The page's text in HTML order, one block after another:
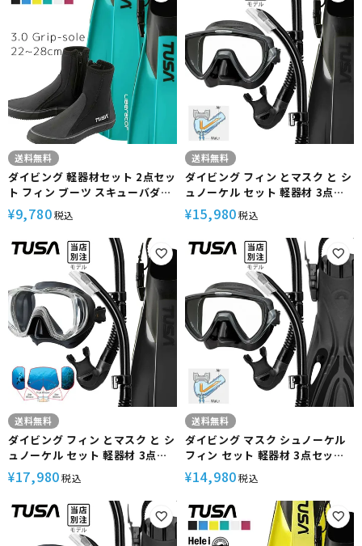
送料無料
ダイビング 軽器材セット 2点セッ
ト フィン ブーツ スキューバダイ
ビング スキンダイビング スノー
ケリング TUSA 【sf0113-
db0104】
¥9,780税込
送料無料
ダイビング フィン とマスク と シ
ュノーケル セット 軽器材 3点セ
ット TUSA ツサ ダイビングマス
ク スキンダイビング スキューバ
ダイビング 軽器材セット 【m19-
sp170-sf0113】
¥15,980税込
送料無料
ダイビング フィン とマスク と シ
ュノーケル セット 軽器材 3点セ
ット TUSA ツサ ダイビングマス
ク スキンダイビング スキューバ
ダイビング 軽器材 セット
【m3001-sp170-sf0113】
¥17,980税込
送料無料
ダイビング マスク シュノーケル
フィン セット 軽器材 3点セット
TUSA ツサ M19 ヴィジオ ウノ
ダイビングマスク スノーケル ス
トラップフィン スキンダイビン
グ スキューバダイビング 軽器材
セット 【m19-sp170-alakai】
¥14,980税込